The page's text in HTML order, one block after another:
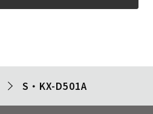
S・KX-D501A